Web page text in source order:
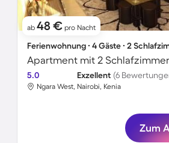
ab 48 € pro Nacht
Ferienwohnung ∙ 4 Gäste ∙ 2
5.0 Exzellent (6
Ngara West, Nairobi, Kenia
Zum